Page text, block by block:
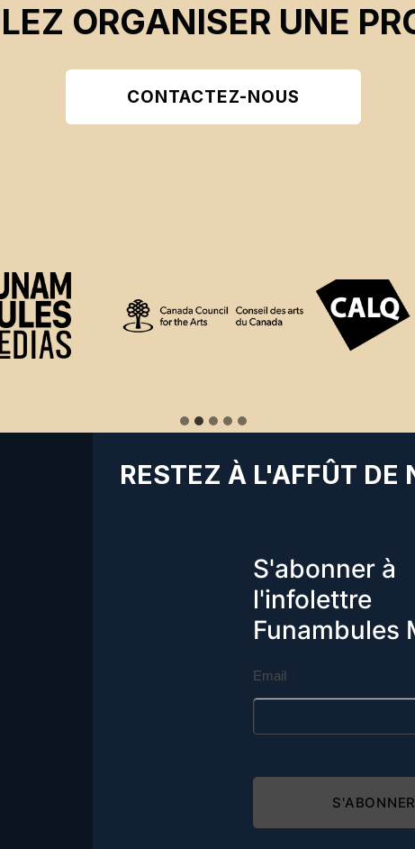
ORGANISER UNE
CONTACTEZ-NOUS
RESTEZ À L'AFFÛT DE
S'abonner à
l'infolettre
Funambules
Email
S'ABONNER